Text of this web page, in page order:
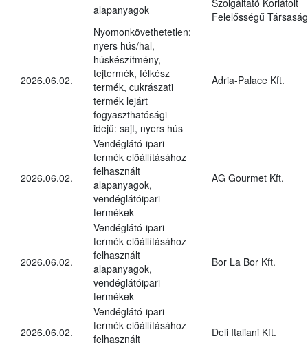
alapanyagok
Felelősségű Társaság
2026.06.02.
Nyomonkövethetetlen:
nyers hús/hal,
húskészítmény,
tejtermék, félkész
termék, cukrászati
termék lejárt
fogyaszthatósági
idejű: sajt, nyers hús
Adria-Palace Kft.
2026.06.02.
Vendéglátó-ipari
termék előállításához
felhasznált
alapanyagok,
vendéglátóipari
termékek
AG Gourmet Kft.
2026.06.02.
Vendéglátó-ipari
termék előállításához
felhasznált
alapanyagok,
vendéglátóipari
termékek
Bor La Bor Kft.
2026.06.02.
Vendéglátó-ipari
termék előállításához
felhasznált
Deli Italiani Kft.